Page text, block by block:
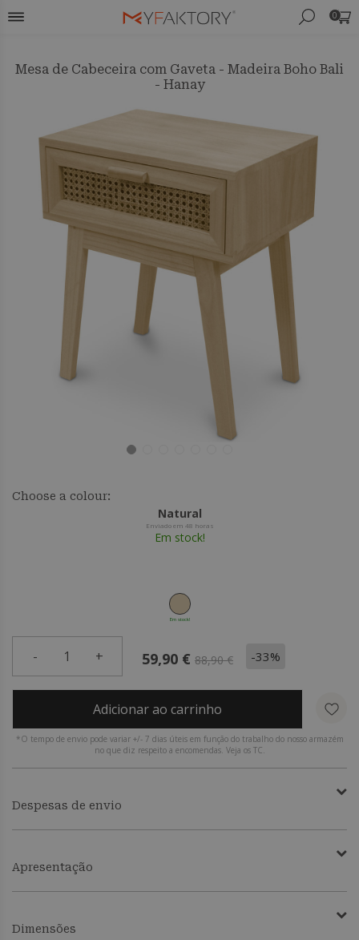
0
Mesa de Cabeceira com Gaveta - Madeira Boho Bali
- Hanay
Choose a colour:
Natural
Enviado em 48 horas
Em stock!
Em stock!
- 1 + 59,90 € 88,90 € -33%
Adicionar ao carrinho
*O tempo de envio pode variar +/- 7 dias úteis em função do trabalho do nosso armazém
no que diz respeito a encomendas. Veja os TC.
Despesas de envio
Apresentação
Dimensões